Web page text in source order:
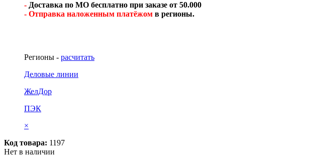
- Доставка по МО бесплатно при заказе от 50.000
- Отправка наложенным платёжом в регионы.
Регионы - расчитать
Деловые линии
ЖелДор
ПЭК
×
Код товара: 1197
Нет в наличии